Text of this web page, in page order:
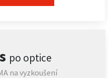
po optice
na vyzkoušení